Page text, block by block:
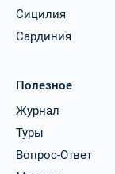
Сицилия
Сардиния
Полезное
Журнал
Туры
Вопрос-Ответ